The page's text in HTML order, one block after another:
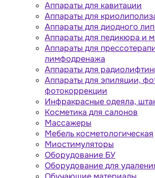
Аппараты для кавитации
Аппараты для
Аппараты для диодного
Аппараты для педикюра и
Аппараты для
лимфодренажа
Аппараты для
Аппараты для эпиляции,
фотокоррекции
Инфракрасные одеяла,
Косметика для салонов
Массажеры
Мебель косметологическая
Миостимуляторы
Оборудование БУ
Оборудование для